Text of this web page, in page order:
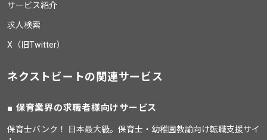
サービス紹介
求人検索
X（旧Twitter）
ネクストビートの関連サービス
保育業界の求職者様向けサービス
保育士バンク！ 日本最大級。保育士・幼稚園教諭向け転職支援サイ